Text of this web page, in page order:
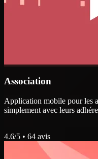
Association
Application mobile pour les
simplement avec leurs
4.6/5 • 64 avis